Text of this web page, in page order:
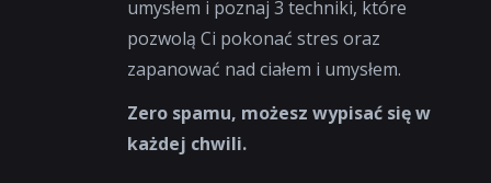
umysłem i poznaj 3 techniki, które
pozwolą Ci pokonać stres oraz
zapanować nad ciałem i umysłem.
Zero spamu, możesz wypisać się w
każdej chwili.